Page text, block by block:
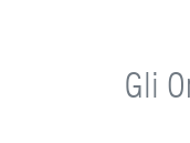
Gli